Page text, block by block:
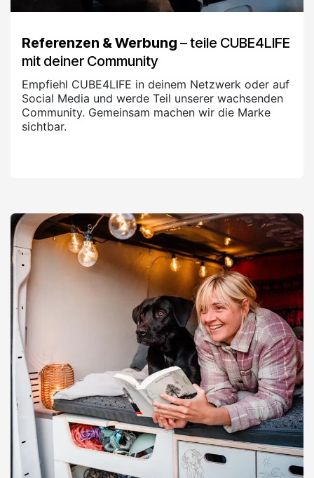
Referenzen & Werbung – teile CUBE4LIFE
mit deiner Community
Empfiehl CUBE4LIFE in deinem Netzwerk oder auf
Social Media und werde Teil unserer wachsenden
Community. Gemeinsam machen wir die Marke
sichtbar.